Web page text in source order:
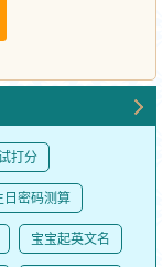
打分
日密码测算
宝宝起英文名